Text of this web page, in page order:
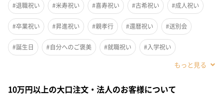
#退職祝い #米寿祝い #喜寿祝い #古希祝い #成人祝い
#卒業祝い #昇進祝い #親孝行 #還暦祝い #送別会
#誕生日 #自分へのご褒美 #就職祝い #入学祝い
#母の日
#女子大学生 #男子高校生 #親戚女性 #義母 #部下女性
10万円以上の大口注文・法人のお客様について